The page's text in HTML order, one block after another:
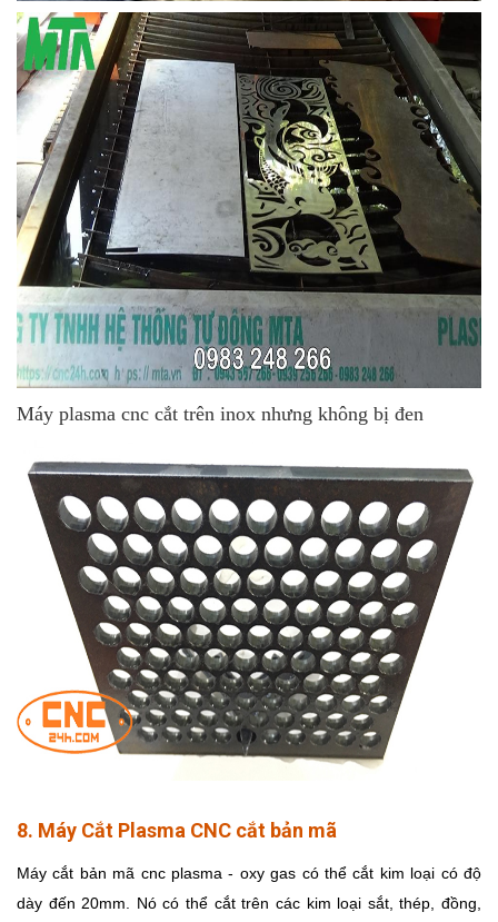
Máy plasma cnc cắt trên inox nhưng không bị đen
8. Máy Cắt Plasma CNC cắt bản mã
Máy cắt bản mã cnc plasma - oxy gas có thể cắt kim loại có độ
dày đến 20mm. Nó có thể cắt trên các kim loại sắt, thép, đồng,